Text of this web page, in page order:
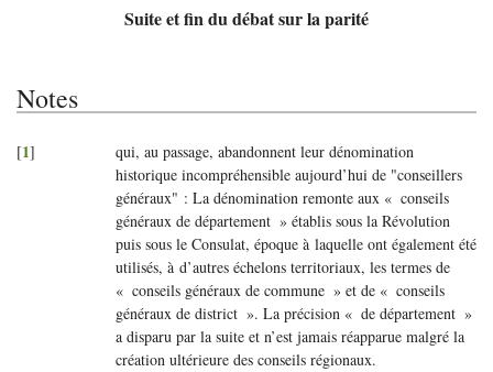
Suite et fin du débat sur la parité
Notes
[1]
qui, au passage, abandonnent leur dénomination
historique incompréhensible aujourd’hui de "conseillers
généraux" : La dénomination remonte aux « conseils
généraux de département » établis sous la Révolution
puis sous le Consulat, époque à laquelle ont également été
utilisés, à d’autres échelons territoriaux, les termes de
« conseils généraux de commune » et de « conseils
généraux de district ». La précision « de département »
a disparu par la suite et n’est jamais réapparue malgré la
création ultérieure des conseils régionaux.